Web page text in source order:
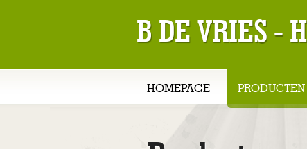
B DE VRIES -
HOMEPAGE PRODUCTEN